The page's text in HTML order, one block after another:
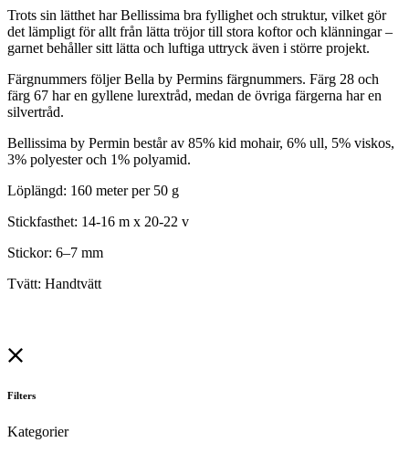
Trots sin lätthet har Bellissima bra fyllighet och struktur, vilket gör
det lämpligt för allt från lätta tröjor till stora koftor och klänningar –
garnet behåller sitt lätta och luftiga uttryck även i större projekt.
Färgnummers följer Bella by Permins färgnummers. Färg 28 och
färg 67 har en gyllene lurextråd, medan de övriga färgerna har en
silvertråd.
Bellissima by Permin består av 85% kid mohair, 6% ull, 5% viskos,
3% polyester och 1% polyamid.
Löplängd: 160 meter per 50 g
Stickfasthet: 14-16 m x 20-22 v
Stickor: 6–7 mm
Tvätt: Handtvätt
Filters
Kategorier